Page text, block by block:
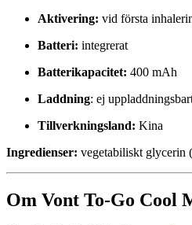
Aktivering: vid första
Batteri: integrerat
Batterikapacitet: 400 mAh
Laddning: ej
Tillverkningsland: Kina
Ingredienser: vegetabiliskt glycerin
Om Vont To-Go Cool